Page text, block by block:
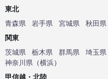
東北
青森県
岩手県 宮城県 秋田県
関東
茨城県
栃木県 群馬県 埼玉県
神奈川県 （横浜）
甲信越・北陸